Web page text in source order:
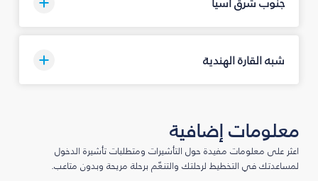
شبه القارة الهندية
معلومات إضافية
اعثر على معلومات مفيدة حول التأشيرات ومتطلبات تأشيرة الدخول
لمساعدتك في التخطيط لرحلتك والتنعّم برحلة مريحة وبدون متاعب.